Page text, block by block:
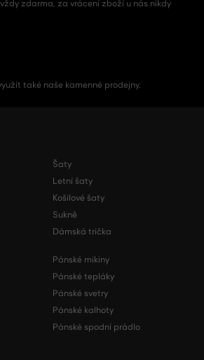
zdarma, za vrácení zboží u nás nikdy
také naše kamenné prodejny.
Šaty
Letní šaty
Košilové šaty
Sukně
Dámská trička
Pánské mikiny
Pánské tepláky
Pánské svetry
Pánské kalhoty
Pánské spodní prádlo